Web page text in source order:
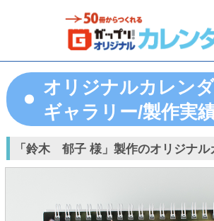
オリジナルカレン
ギャラリー/製作実
「鈴木 郁子 様」製作のオリジナル